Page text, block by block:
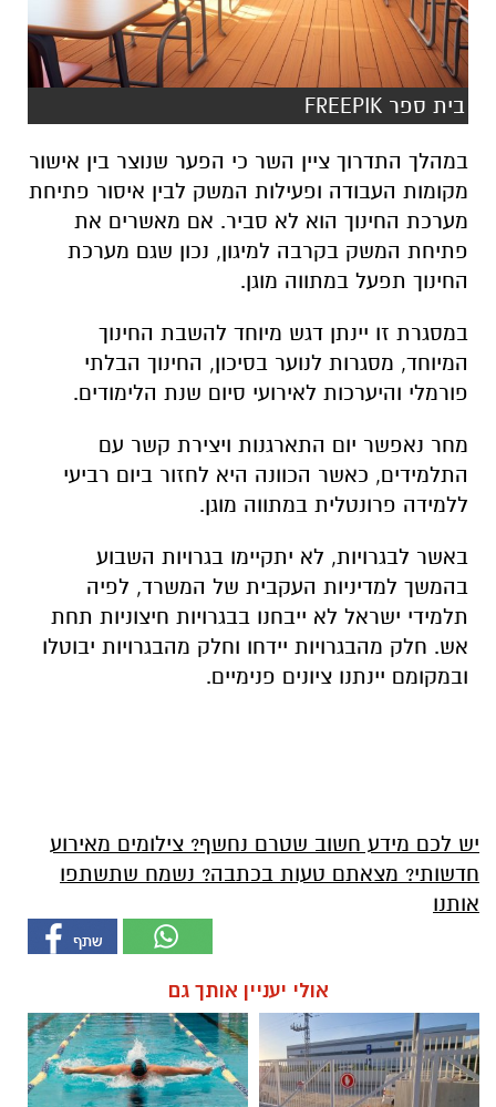
בית ספר FREEPIK
במהלך התדרוך ציין השר כי הפער שנוצר בין אישור
מקומות העבודה ופעילות המשק לבין איסור פתיחת
מערכת החינוך הוא לא סביר. אם מאשרים את
פתיחת המשק בקרבה למיגון, נכון שגם מערכת
החינוך תפעל במתווה מוגן.
במסגרת זו יינתן דגש מיוחד להשבת החינוך
המיוחד, מסגרות לנוער בסיכון, החינוך הבלתי
פורמלי והיערכות לאירועי סיום שנת הלימודים.
מחר נאפשר יום התארגנות ויצירת קשר עם
התלמידים, כאשר הכוונה היא לחזור ביום רביעי
ללמידה פרונטלית במתווה מוגן.
באשר לבגרויות, לא יתקיימו בגרויות השבוע
בהמשך למדיניות העקבית של המשרד, לפיה
תלמידי ישראל לא ייבחנו בבגרויות חיצוניות תחת
אש. חלק מהבגרויות יידחו וחלק מהבגרויות יבוטלו
ובמקומם יינתנו ציונים פנימיים.
יש לכם מידע חשוב שטרם נחשף? צילומים מאירוע
חדשותי? מצאתם טעות בכתבה? נשמח שתשתפו
אותנו
אולי יעניין אותך גם